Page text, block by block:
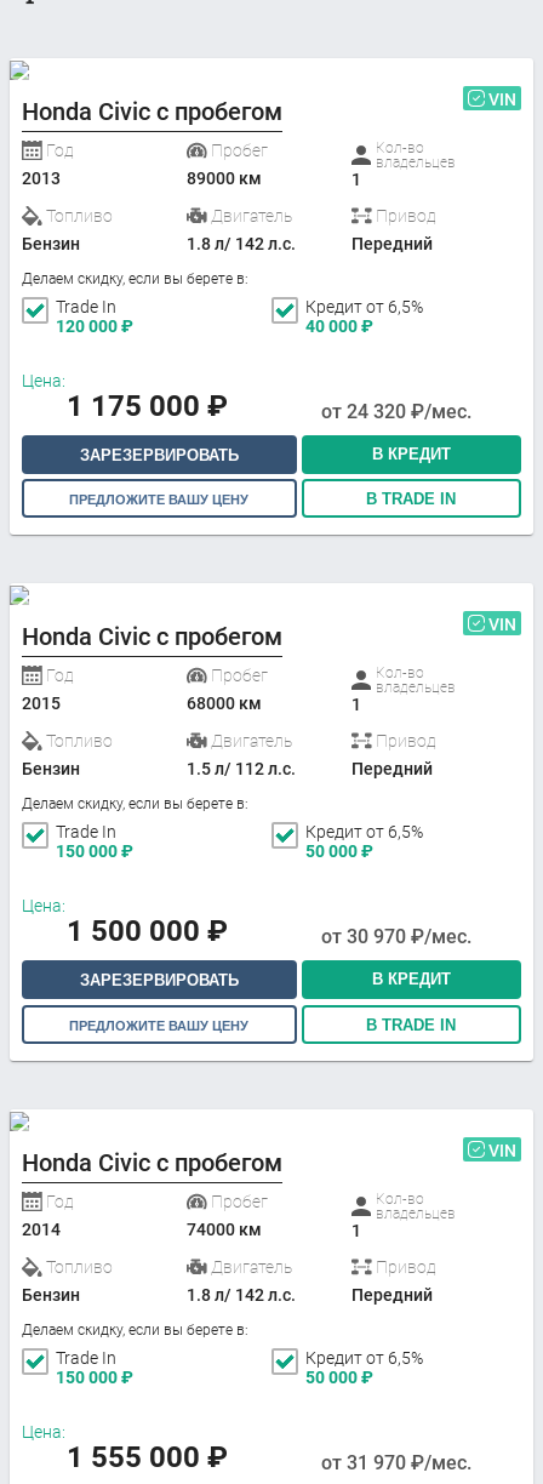
Honda Civic с пробегом VIN
Год
2013
Пробег
89000 км
Кол-во
владельцев
1
Топливо
Бензин
Двигатель
1.8 л/ 142 л.с.
Привод
Передний
Делаем скидку, если вы берете в:
Trade In
120 000₽
Кредит от 6,5%
40 000₽
Цена:
1 175 000 ₽ от 24 320 ₽/мес.
ЗАРЕЗЕРВИРОВАТЬ В КРЕДИТ
ПРЕДЛОЖИТЕ ВАШУ ЦЕНУ В TRADE IN
Honda Civic с пробегом VIN
Год
2015
Пробег
68000 км
Кол-во
владельцев
1
Топливо
Бензин
Двигатель
1.5 л/ 112 л.с.
Привод
Передний
Делаем скидку, если вы берете в:
Trade In
150 000₽
Кредит от 6,5%
50 000₽
Цена:
1 500 000 ₽ от 30 970 ₽/мес.
ЗАРЕЗЕРВИРОВАТЬ В КРЕДИТ
ПРЕДЛОЖИТЕ ВАШУ ЦЕНУ В TRADE IN
Honda Civic с пробегом VIN
Год
2014
Пробег
74000 км
Кол-во
владельцев
1
Топливо
Бензин
Двигатель
1.8 л/ 142 л.с.
Привод
Передний
Делаем скидку, если вы берете в:
Trade In
150 000₽
Кредит от 6,5%
50 000₽
Цена:
1 555 000 ₽ от 31 970 ₽/мес.